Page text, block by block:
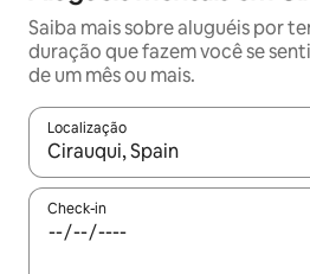
Saiba mais sobre aluguéis por
duração que fazem você se
de um mês ou mais.
Localização
Quando os resultados estiverem
Check-in